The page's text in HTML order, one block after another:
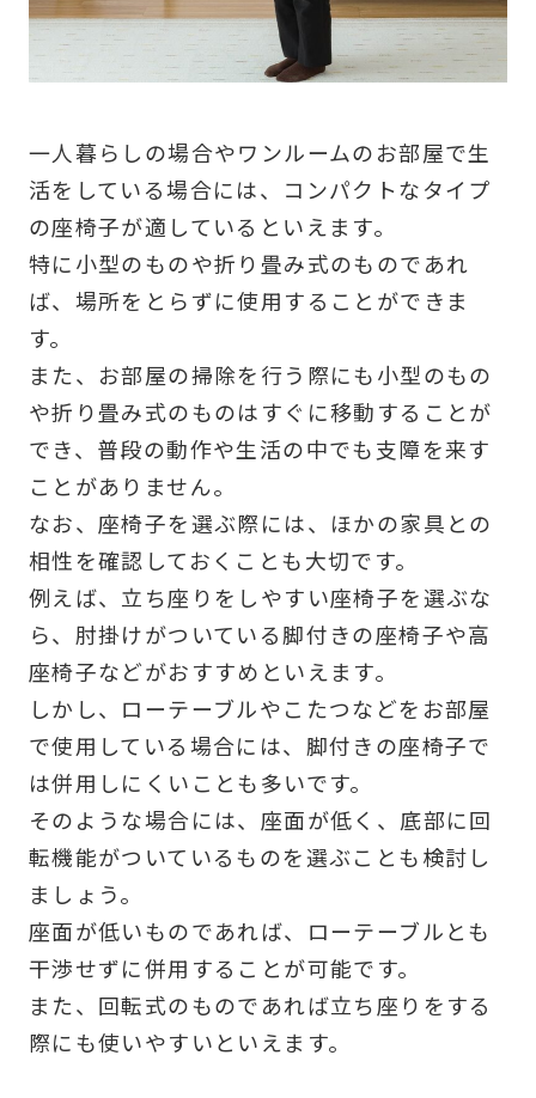
一人暮らしの場合やワンルームのお部屋で生
活をしている場合には、コンパクトなタイプ
の座椅子が適しているといえます。
特に小型のものや折り畳み式のものであれ
ば、場所をとらずに使用することができま
す。
また、お部屋の掃除を行う際にも小型のもの
や折り畳み式のものはすぐに移動することが
でき、普段の動作や生活の中でも支障を来す
ことがありません。
なお、座椅子を選ぶ際には、ほかの家具との
相性を確認しておくことも大切です。
例えば、立ち座りをしやすい座椅子を選ぶな
ら、肘掛けがついている脚付きの座椅子や高
座椅子などがおすすめといえます。
しかし、ローテーブルやこたつなどをお部屋
で使用している場合には、脚付きの座椅子で
は併用しにくいことも多いです。
そのような場合には、座面が低く、底部に回
転機能がついているものを選ぶことも検討し
ましょう。
座面が低いものであれば、ローテーブルとも
干渉せずに併用することが可能です。
また、回転式のものであれば立ち座りをする
際にも使いやすいといえます。